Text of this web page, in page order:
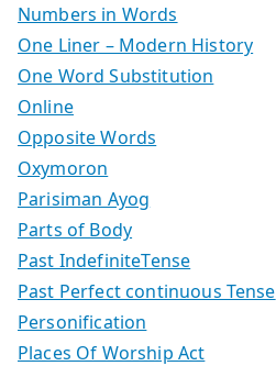
Numbers in Words
One Liner – Modern History
One Word Substitution
Online
Opposite Words
Oxymoron
Parisiman Ayog
Parts of Body
Past IndefiniteTense
Past Perfect continuous Tense
Personification
Places Of Worship Act